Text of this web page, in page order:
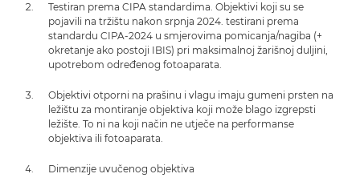
Testiran prema CIPA standardima. Objektivi koji su se
pojavili na tržištu nakon srpnja 2024. testirani prema
standardu CIPA-2024 u smjerovima pomicanja/nagiba (+
okretanje ako postoji IBIS) pri maksimalnoj žarišnoj duljini,
upotrebom određenog fotoaparata.
Objektivi otporni na prašinu i vlagu imaju gumeni prsten na
ležištu za montiranje objektiva koji može blago izgrepsti
ležište. To ni na koji način ne utječe na performanse
objektiva ili fotoaparata.
Dimenzije uvučenog objektiva